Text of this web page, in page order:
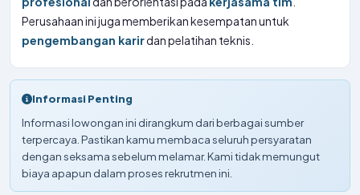
Perusahaan ini juga memberikan kesempatan untuk
pengembangan karirdan pelatihan teknis.
Informasi Penting
Informasi lowongan ini dirangkum dari berbagai sumber
terpercaya. Pastikan kamu membaca seluruh persyaratan
dengan seksama sebelum melamar. Kami tidak memungut
biaya apapun dalam proses rekrutmen ini.